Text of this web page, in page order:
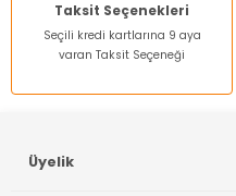
Taksit Seçenekleri
Seçili kredi kartlarına 9 aya
varan Taksit Seçeneği
Üyelik